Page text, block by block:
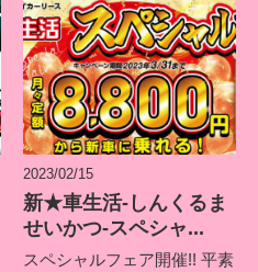
2023/02/15
新★車生活-しんくるま
せいかつ-スペシャ...
スペシャルフェア開催!! 平素